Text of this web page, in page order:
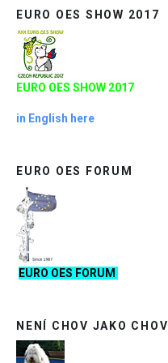
EURO OES SHOW 2017
EURO OES SHOW 2017
in English here
EURO OES FORUM
EURO OES FORUM
NENÍ CHOV JAKO CHOV